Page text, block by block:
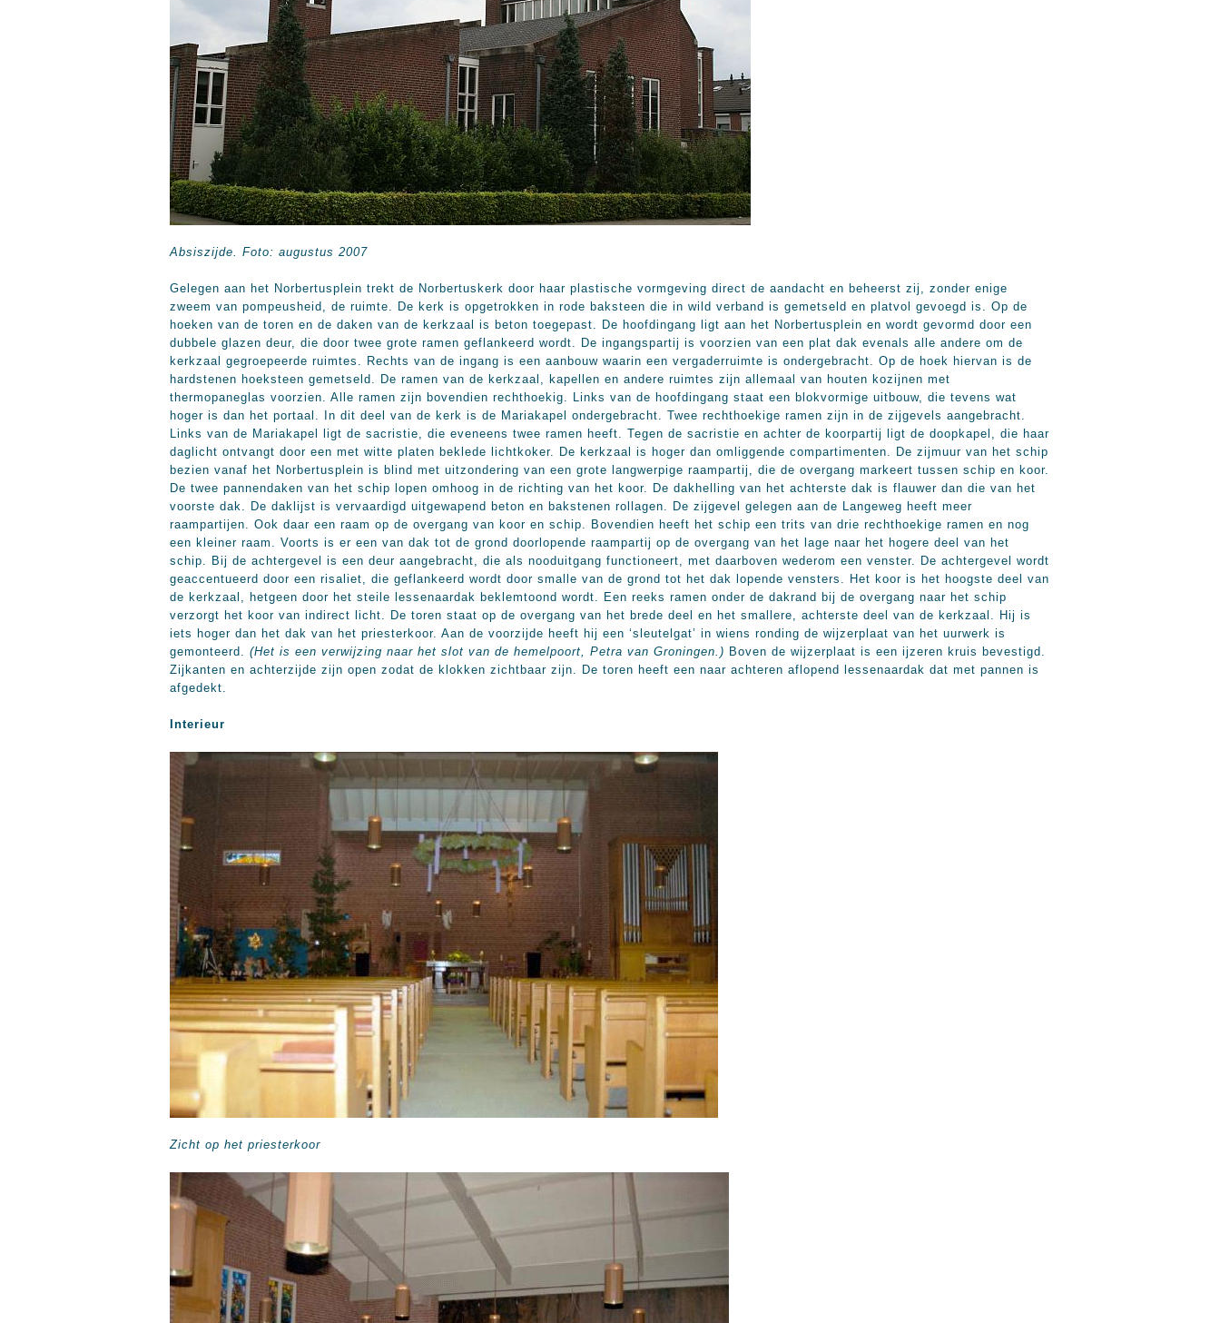
Absiszijde. Foto: augustus 2007
Gelegen aan het Norbertusplein trekt de Norbertuskerk door haar plastische vormgeving direct de aandacht en beheerst zij, zonder enige
zweem van pompeusheid, de ruimte. De kerk is opgetrokken in rode baksteen die in wild verband is gemetseld en platvol gevoegd is. Op de
hoeken van de toren en de daken van de kerkzaal is beton toegepast. De hoofdingang ligt aan het Norbertusplein en wordt gevormd door een
dubbele glazen deur, die door twee grote ramen geflankeerd wordt. De ingangspartij is voorzien van een plat dak evenals alle andere om de
kerkzaal gegroepeerde ruimtes. Rechts van de ingang is een aanbouw waarin een vergaderruimte is ondergebracht. Op de hoek hiervan is de
hardstenen hoeksteen gemetseld. De ramen van de kerkzaal, kapellen en andere ruimtes zijn allemaal van houten kozijnen met
thermopaneglas voorzien. Alle ramen zijn bovendien rechthoekig. Links van de hoofdingang staat een blokvormige uitbouw, die tevens wat
hoger is dan het portaal. In dit deel van de kerk is de Mariakapel ondergebracht. Twee rechthoekige ramen zijn in de zijgevels aangebracht.
Links van de Mariakapel ligt de sacristie, die eveneens twee ramen heeft. Tegen de sacristie en achter de koorpartij ligt de doopkapel, die haar
daglicht ontvangt door een met witte platen beklede lichtkoker. De kerkzaal is hoger dan omliggende compartimenten. De zijmuur van het schip
bezien vanaf het Norbertusplein is blind met uitzondering van een grote langwerpige raampartij, die de overgang markeert tussen schip en koor.
De twee pannendaken van het schip lopen omhoog in de richting van het koor. De dakhelling van het achterste dak is flauwer dan die van het
voorste dak. De daklijst is vervaardigd uitgewapend beton en bakstenen rollagen. De zijgevel gelegen aan de Langeweg heeft meer
raampartijen. Ook daar een raam op de overgang van koor en schip. Bovendien heeft het schip een trits van drie rechthoekige ramen en nog
een kleiner raam. Voorts is er een van dak tot de grond doorlopende raampartij op de overgang van het lage naar het hogere deel van het
schip. Bij de achtergevel is een deur aangebracht, die als nooduitgang functioneert, met daarboven wederom een venster. De achtergevel wordt
geaccentueerd door een risaliet, die geflankeerd wordt door smalle van de grond tot het dak lopende vensters. Het koor is het hoogste deel van
de kerkzaal, hetgeen door het steile lessenaardak beklemtoond wordt. Een reeks ramen onder de dakrand bij de overgang naar het schip
verzorgt het koor van indirect licht. De toren staat op de overgang van het brede deel en het smallere, achterste deel van de kerkzaal. Hij is
iets hoger dan het dak van het priesterkoor. Aan de voorzijde heeft hij een ‘sleutelgat’ in wiens ronding de wijzerplaat van het uurwerk is
gemonteerd. (Het is een verwijzing naar het slot van de hemelpoort, Petra van Groningen.) Boven de wijzerplaat is een ijzeren kruis bevestigd.
Zijkanten en achterzijde zijn open zodat de klokken zichtbaar zijn. De toren heeft een naar achteren aflopend lessenaardak dat met pannen is
afgedekt.
Interieur
Zicht op het priesterkoor